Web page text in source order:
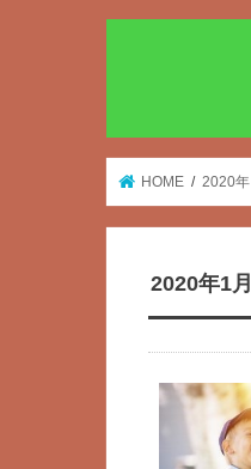
HOME 2020年
2020年1月